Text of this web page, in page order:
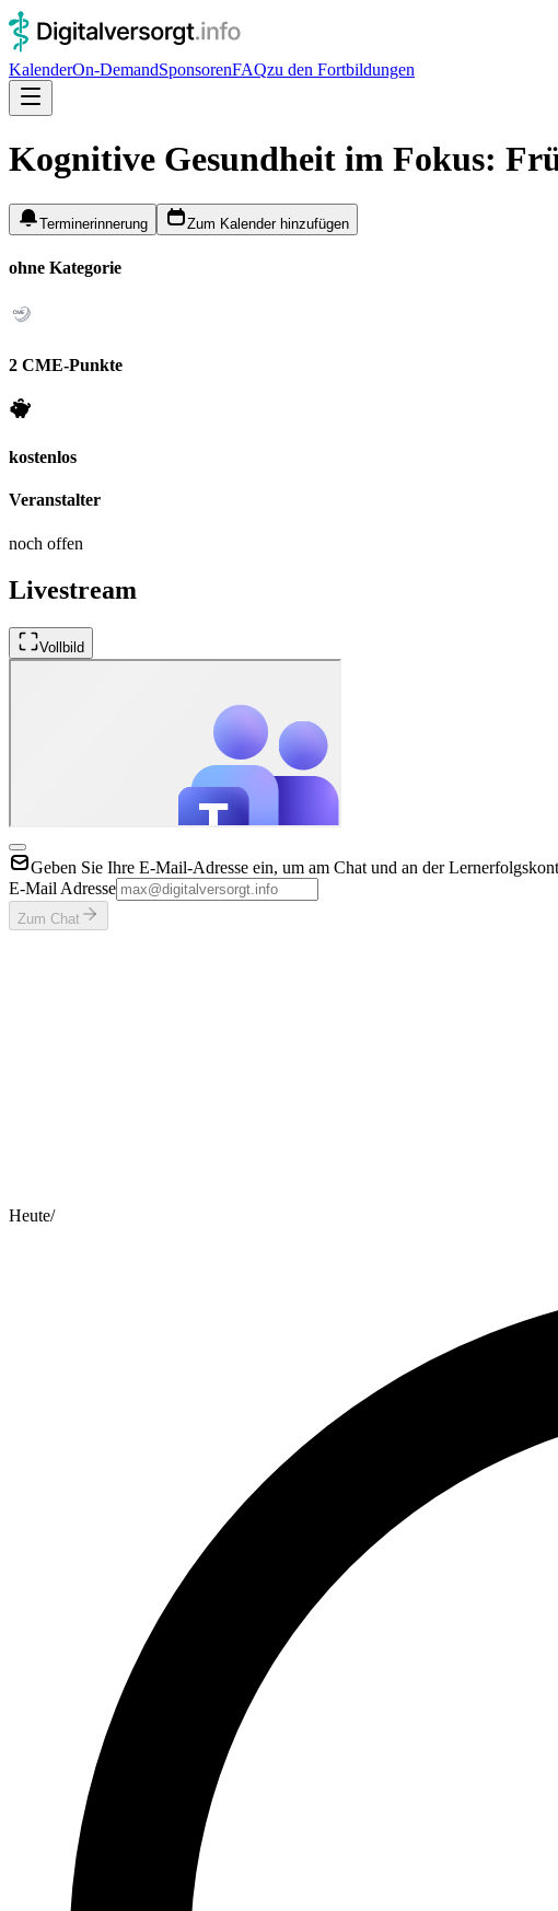
KalenderOn-DemandSponsorenFAQzu den Fortbildungen
Kognitive Gesundheit im Fokus:
Terminerinnerung Zum Kalender hinzufügen
ohne Kategorie
2 CME-Punkte
kostenlos
Veranstalter
noch offen
Livestream
Vollbild
Geben Sie Ihre E-Mail-Adresse ein, um am Chat und an der
E-Mail Adresse
Zum Chat
Heute/